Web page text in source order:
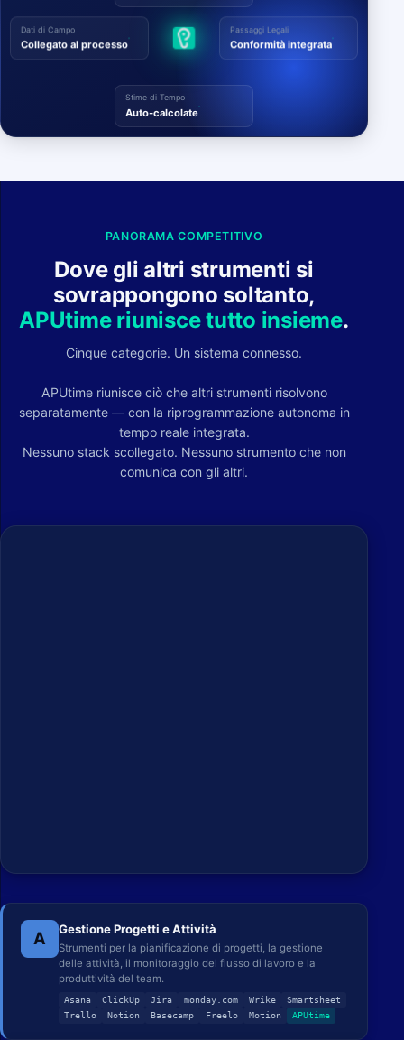
Passaggi Legali
Conformità integrata
Stime di Tempo
Auto-calcolate
Dati di Campo
Collegato al processo
PANORAMA COMPETITIVO
Dove gli altri strumenti si
sovrappongono soltanto,
APUtime riunisce tutto insieme.
Cinque categorie. Un sistema connesso.
APUtime riunisce ciò che altri strumenti risolvono
separatamente — con la riprogrammazione autonoma in
tempo reale integrata.
Nessuno stack scollegato. Nessuno strumento che non
comunica con gli altri.
A Gestione Progetti e Attività
Strumenti per la pianificazione di progetti, la gestione
delle attività, il monitoraggio del flusso di lavoro e la
produttività del team.
Asana ClickUp Jira monday.com Wrike
Smartsheet
Trello
Notion Basecamp Freelo Motion APUtime